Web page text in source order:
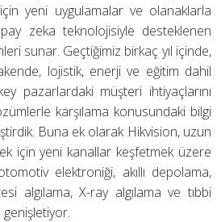
yeni uygulamalar ve olanaklarla
zeka teknolojisiyle desteklenen
sunar. Geçtiğimiz birkaç yıl içinde,
lojistik, enerji ve eğitim dahil
pazarlardaki müşteri ihtiyaçlarını
karşılama konusundaki bilgi
Buna ek olarak Hikvision, uzun
için yeni kanallar keşfetmek üzere
elektroniği, akıllı depolama,
algılama, X-ray algılama ve tıbbi